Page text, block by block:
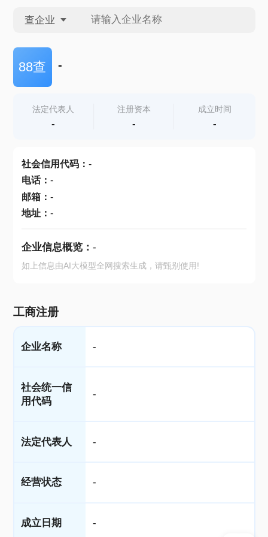
查企业
查企业
查产地
88查 -
法定代表人
-
注册资本
-
成立时间
-
社会信用代码： -
电话： -
邮箱： -
地址： -
企业信息概览： -
如上信息由AI大模型全网搜索生成，请甄别使用!
工商注册
企业名称 -
社会统一信
用代码
-
法定代表人 -
经营状态 -
成立日期 -